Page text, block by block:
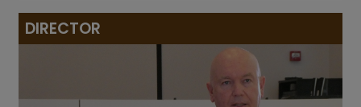
DIRECTOR